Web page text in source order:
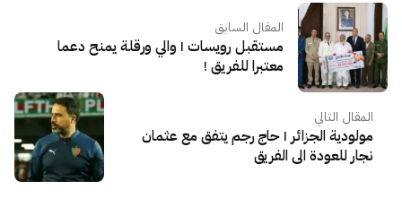
المقال السابق
مستقبل رويسات | والي ورقلة يمنح دعما
معتبرا للفريق !
المقال التالي
مولودية الجزائر | حاج رجم يتفق مع عثمان
نجار للعودة الى الفريق